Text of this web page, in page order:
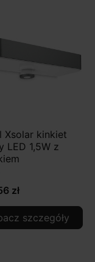
Xsolar kinkiet
LED 1,5W z
zł
szczegóły